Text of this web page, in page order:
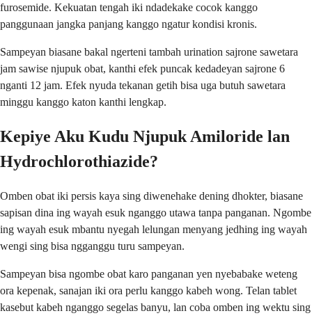
furosemide. Kekuatan tengah iki ndadekake cocok kanggo
panggunaan jangka panjang kanggo ngatur kondisi kronis.
Sampeyan biasane bakal ngerteni tambah urination sajrone sawetara
jam sawise njupuk obat, kanthi efek puncak kedadeyan sajrone 6
nganti 12 jam. Efek nyuda tekanan getih bisa uga butuh sawetara
minggu kanggo katon kanthi lengkap.
Kepiye Aku Kudu Njupuk Amiloride lan
Hydrochlorothiazide?
Omben obat iki persis kaya sing diwenehake dening dhokter, biasane
sapisan dina ing wayah esuk nganggo utawa tanpa panganan. Ngombe
ing wayah esuk mbantu nyegah lelungan menyang jedhing ing wayah
wengi sing bisa ngganggu turu sampeyan.
Sampeyan bisa ngombe obat karo panganan yen nyebabake weteng
ora kepenak, sanajan iki ora perlu kanggo kabeh wong. Telan tablet
kasebut kabeh nganggo segelas banyu, lan coba omben ing wektu sing